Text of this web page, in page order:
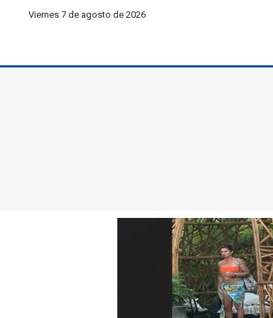
Viernes 7 de agosto de 2026